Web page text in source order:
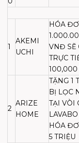
1
AKEMI
UCHI
HÓA
VNĐ SẼ
TRỰC
2
ARIZE
HOME
TẶNG 1
BỊ LỌC
TẠI VÒI
HÓA
5 TRIỆU